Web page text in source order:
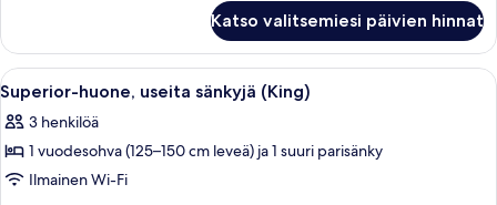
kuvat
standard-
huone,
2
parisänkyä
Katso valitsemiesi päivien hinnat
Avaa
kaikki
huonetyypin
Superior-
huone,
Moderni hotellihuone, jossa on suuri
7
Superior-huone, useita sänkyjä (King)
3 henkilöä
1 vuodesohva (125–150 cm leveä) ja 1 suuri parisänky
Ilmainen Wi-Fi